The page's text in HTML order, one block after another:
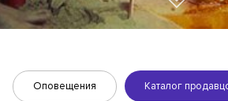
Оповещения Каталог